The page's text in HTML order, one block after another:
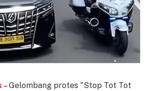
–Gelombang protes "Stop Tot Tot